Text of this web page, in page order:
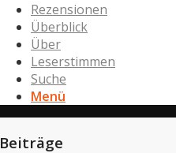
Rezensionen
Überblick
Über
Leserstimmen
Suche
Menü
Beiträge